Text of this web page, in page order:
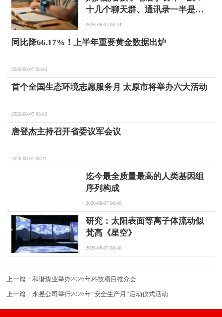
十几个聊天群、通讯录一半是陌
生人；全部删除后孩子哭诉：“我
不被尊重”
2026-08-07 08:44
同比降66.17%！上半年重要黄金数据出炉
2026-08-07 08:43
首个全国生态环境志愿服务月 太原市将举办六大活动
2026-08-07 08:42
唐登杰主持召开省委议军会议
2026-08-07 08:41
迄今最全质量最高的人类基因组
序列构成
2026-08-07 08:40
研究：太阳表面等离子体流动似
梵高《星空》
2026-08-07 08:40
上一篇：和谐煤业举办2026年科技项目推介会
上一篇：永昱公司举行2026年“安全生产月”启动仪式活动